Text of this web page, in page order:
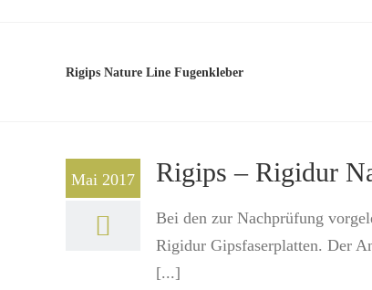
Rigips Nature Line Fugenkleber
Mai 2017 Rigips – Rigidur
Bei den zur Nachprüfung
Rigidur Gipsfaserplatten. Der
[...]